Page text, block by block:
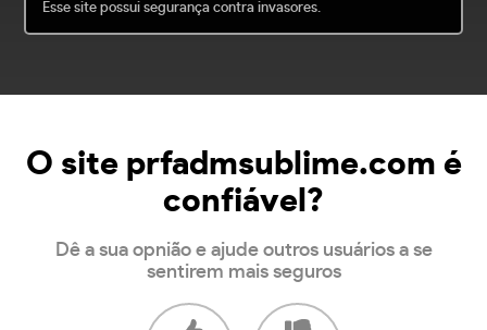
Esse site possui segurança contra invasores.
O site prfadmsublime.com é
confiável?
Dê a sua opnião e ajude outros usuários a se
sentirem mais seguros